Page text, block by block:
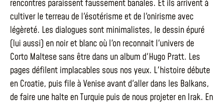
rencontres paraissent faussement banales. Et ils arrivent à
cultiver le terreau de l'ésotérisme et de l'onirisme avec
légèreté. Les dialogues sont minimalistes, le dessin épuré
(lui aussi) en noir et blanc où l'on reconnait l'univers de
Corto Maltese sans être dans un album d'Hugo Pratt. Les
pages défilent implacables sous nos yeux. L'histoire débute
en Croatie, puis file à Venise avant d'aller dans les Balkans,
de faire une halte en Turquie puis de nous projeter en Irak. En